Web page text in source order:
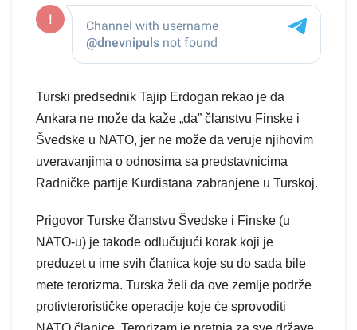
Turski predsednik Tajip Erdogan rekao je da
Ankara ne može da kaže „da” članstvu Finske i
Švedske u NATO, jer ne može da veruje njihovim
uveravanjima o odnosima sa predstavnicima
Radničke partije Kurdistana zabranjene u Turskoj.
Prigovor Turske članstvu Švedske i Finske (u
NATO-u) je takođe odlučujući korak koji je
preduzet u ime svih članica koje su do sada bile
mete terorizma. Turska želi da ove zemlje podrže
protivterorističke operacije koje će sprovoditi